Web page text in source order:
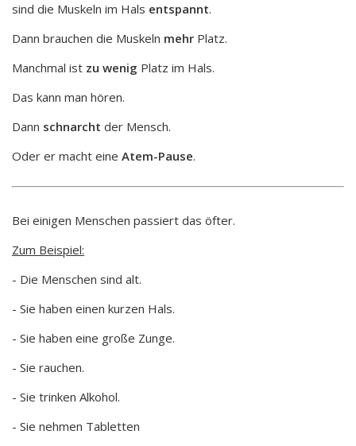
sind die Muskeln im Hals entspannt.
Dann brauchen die Muskeln mehr Platz.
Manchmal ist zu wenig Platz im Hals.
Das kann man hören.
Dann schnarcht der Mensch.
Oder er macht eine Atem-Pause.
Bei einigen Menschen passiert das öfter.
Zum Beispiel:
- Die Menschen sind alt.
- Sie haben einen kurzen Hals.
- Sie haben eine große Zunge.
- Sie rauchen.
- Sie trinken Alkohol.
- Sie nehmen Tabletten